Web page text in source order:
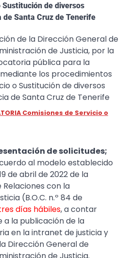
de diversos
Santa Cruz de Tenerife
de la Dirección General de
de Justicia, por la
pública para la
los procedimientos
o Sustitución de diversos
de Santa Cruz de Tenerife
Comisiones de Servicio o
de solicitudes;
al modelo establecido
de abril de 2022 de la
con la
(B.O.C. n.º 84 de
días hábiles, a contar
a la publicación de la
en la intranet de justicia y
Dirección General de